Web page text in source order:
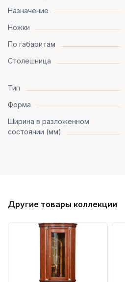
Назначение
Ножки
По габаритам
Столешница
Тип
Форма
Ширина в разложенном
состоянии (мм)
Другие товары коллекции